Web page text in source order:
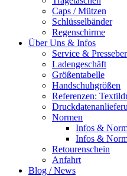
Caps / Mützen
Schlüsselbänder
Regenschirme
Über Uns & Infos
Service &
Ladengeschäft
Größentabelle
Handschuhgrößen
Referenzen:
Normen
Infos &
Infos &
Retourenschein
Anfahrt
Blog / News